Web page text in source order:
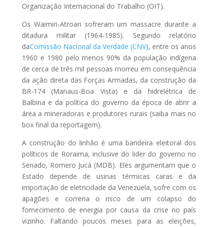
Organização Internacional do Trabalho (OIT).
Os Waimiri-Atroari sofreram um massacre durante a
ditadura militar (1964-1985). Segundo relatório
daComissão Nacional da Verdade (CNV), entre os anos
1960 e 1980 pelo menos 90% da população indígena
de cerca de três mil pessoas morreu em consequência
da ação direta das Forças Armadas, da construção da
BR-174 (Manaus-Boa Vista) e da hidrelétrica de
Balbina e da política do governo da época de abrir a
área a mineradoras e produtores rurais (saiba mais no
box final da reportagem).
A construção do linhão é uma bandeira eleitoral dos
políticos de Roraima, inclusive do lider do governo no
Senado, Romero Jucá (MDB). Eles argumentam que o
Estado depende de usinas térmicas caras e da
importação de eletricidade da Venezuela, sofre com os
apagões e correria o risco de um colapso do
fornecimento de energia por causa da crise no país
vizinho. Faltando poucos meses para as eleições,